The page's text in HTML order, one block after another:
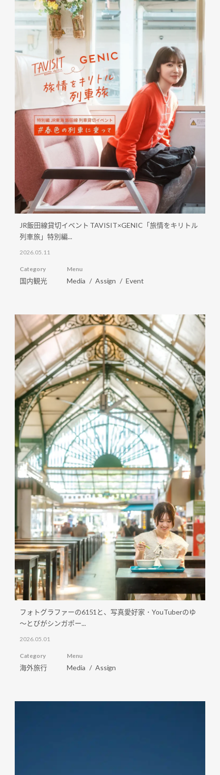
JR飯田線貸切イベント TAVISIT×GENIC「旅情をキリトル
列車旅」特別編...
2026.05.11
Category
国内観光
Menu
Media Assign Event
フォトグラファーの6151と、写真愛好家・YouTuberのゆ
～とびがシンガポー...
2026.05.01
Category
海外旅行
Menu
Media Assign